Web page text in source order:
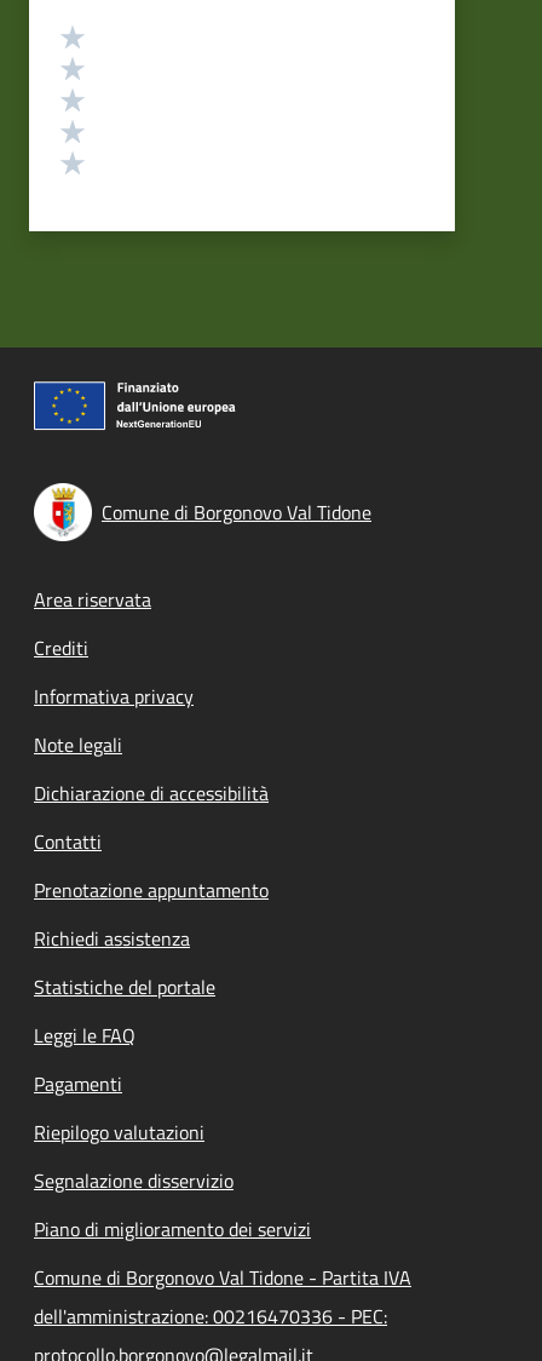
Valutazione
Comune di Borgonovo Val Tidone
Footer menu
Area riservata
Crediti
Informativa privacy
Note legali
Dichiarazione di accessibilità
Contatti
Prenotazione appuntamento
Richiedi assistenza
Statistiche del portale
Leggi le FAQ
Pagamenti
Riepilogo valutazioni
Segnalazione disservizio
Piano di miglioramento dei servizi
Comune di Borgonovo Val Tidone - Partita IVA
dell'amministrazione: 00216470336 - PEC:
protocollo.borgonovo@legalmail.it